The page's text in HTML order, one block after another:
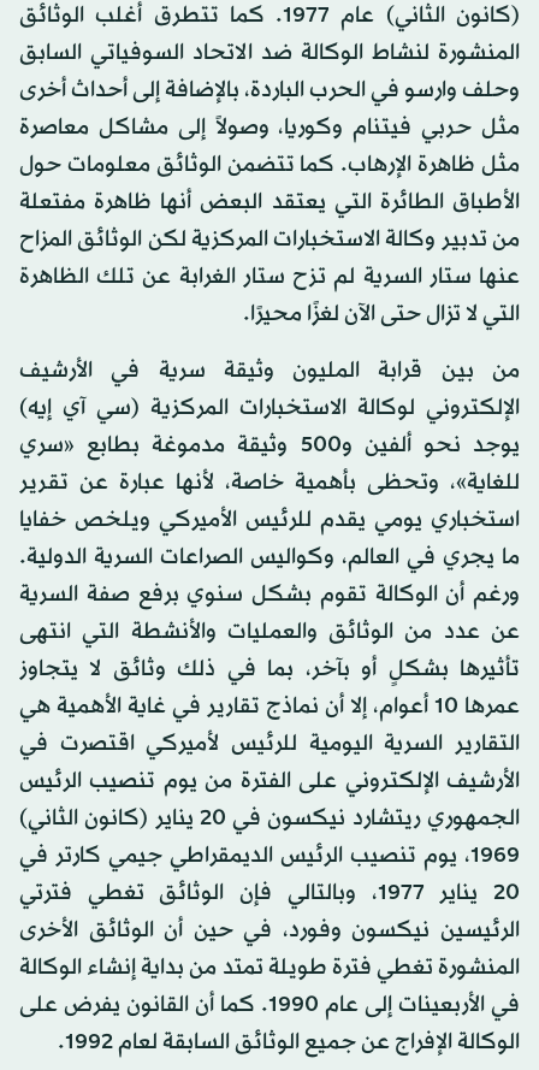
(كانون الثاني) عام 1977. كما تتطرق أغلب الوثائق
المنشورة لنشاط الوكالة ضد الاتحاد السوفياتي السابق
وحلف وارسو في الحرب الباردة، بالإضافة إلى أحداث أخرى
مثل حربي فيتنام وكوريا، وصولاً إلى مشاكل معاصرة
مثل ظاهرة الإرهاب. كما تتضمن الوثائق معلومات حول
الأطباق الطائرة التي يعتقد البعض أنها ظاهرة مفتعلة
من تدبير وكالة الاستخبارات المركزية لكن الوثائق المزاح
عنها ستار السرية لم تزح ستار الغرابة عن تلك الظاهرة
التي لا تزال حتى الآن لغزًا محيرًا.
من بين قرابة المليون وثيقة سرية في الأرشيف
الإلكتروني لوكالة الاستخبارات المركزية (سي آي إيه)
يوجد نحو ألفين و500 وثيقة مدموغة بطابع «سري
للغاية»، وتحظى بأهمية خاصة، لأنها عبارة عن تقرير
استخباري يومي يقدم للرئيس الأميركي ويلخص خفايا
ما يجري في العالم، وكواليس الصراعات السرية الدولية.
ورغم أن الوكالة تقوم بشكل سنوي برفع صفة السرية
عن عدد من الوثائق والعمليات والأنشطة التي انتهى
تأثيرها بشكلٍ أو بآخر، بما في ذلك وثائق لا يتجاوز
عمرها 10 أعوام، إلا أن نماذج تقارير في غاية الأهمية هي
التقارير السرية اليومية للرئيس لأميركي اقتصرت في
الأرشيف الإلكتروني على الفترة من يوم تنصيب الرئيس
الجمهوري ريتشارد نيكسون في 20 يناير (كانون الثاني)
1969، يوم تنصيب الرئيس الديمقراطي جيمي كارتر في
20 يناير 1977، وبالتالي فإن الوثائق تغطي فترتي
الرئيسين نيكسون وفورد، في حين أن الوثائق الأخرى
المنشورة تغطي فترة طويلة تمتد من بداية إنشاء الوكالة
في الأربعينات إلى عام 1990. كما أن القانون يفرض على
الوكالة الإفراج عن جميع الوثائق السابقة لعام 1992.